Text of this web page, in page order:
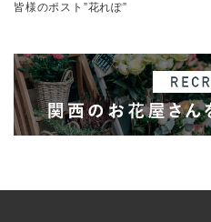
皆様のポスト”花れぽ”